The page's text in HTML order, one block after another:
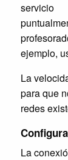
servicio
ejemplo,
La
para que
redes
La